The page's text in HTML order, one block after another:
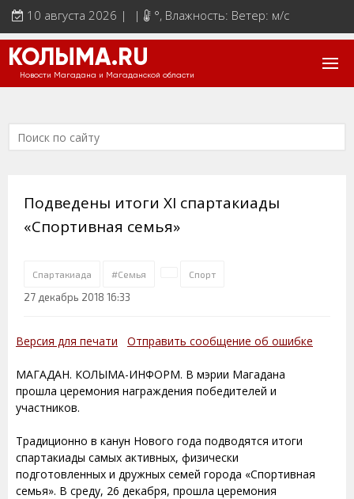
10 августа 2026 | | °, Влажность: Ветер: м/с
КОЛЫМА.RU
Новости Магадана и Магаданской области
Подведены итоги XI спартакиады
«Спортивная семья»
Спартакиада #Семья Спорт
27 декабрь 2018 16:33
Версия для печати Отправить сообщение об ошибке
МАГАДАН. КОЛЫМА-ИНФОРМ. В мэрии Магадана
прошла церемония награждения победителей и
участников.
Традиционно в канун Нового года подводятся итоги
спартакиады самых активных, физически
подготовленных и дружных семей города «Спортивная
семья». В среду, 26 декабря, прошла церемония